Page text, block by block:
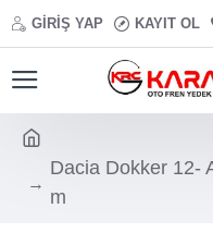
GIRIŞ YAP KAYIT OL
Dacia Dokker 12-
m